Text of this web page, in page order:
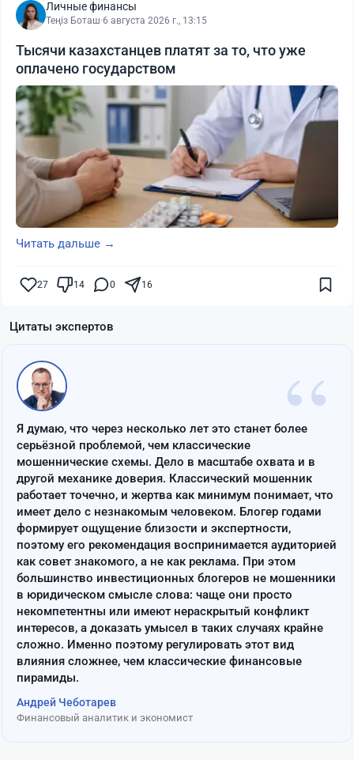
Личные финансы
Теңіз Боташ·6 августа 2026 г., 13:15
Тысячи казахстанцев платят за то, что уже
оплачено государством
Читать дальше →
27 14 0 16
Цитаты экспертов
“
Я думаю, что через несколько лет это станет более
серьёзной проблемой, чем классические
мошеннические схемы. Дело в масштабе охвата и в
другой механике доверия. Классический мошенник
работает точечно, и жертва как минимум понимает, что
имеет дело с незнакомым человеком. Блогер годами
формирует ощущение близости и экспертности,
поэтому его рекомендация воспринимается аудиторией
как совет знакомого, а не как реклама. При этом
большинство инвестиционных блогеров не мошенники
в юридическом смысле слова: чаще они просто
некомпетентны или имеют нераскрытый конфликт
интересов, а доказать умысел в таких случаях крайне
сложно. Именно поэтому регулировать этот вид
влияния сложнее, чем классические финансовые
пирамиды.
Андрей Чеботарев
Финансовый аналитик и экономист